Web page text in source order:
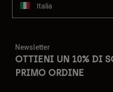
Italia
Newsletter
OTTIENI UN 10% DI
PRIMO ORDINE